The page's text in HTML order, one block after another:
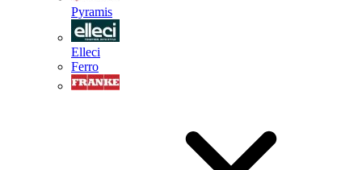
Pyramis
Elleci
Ferro